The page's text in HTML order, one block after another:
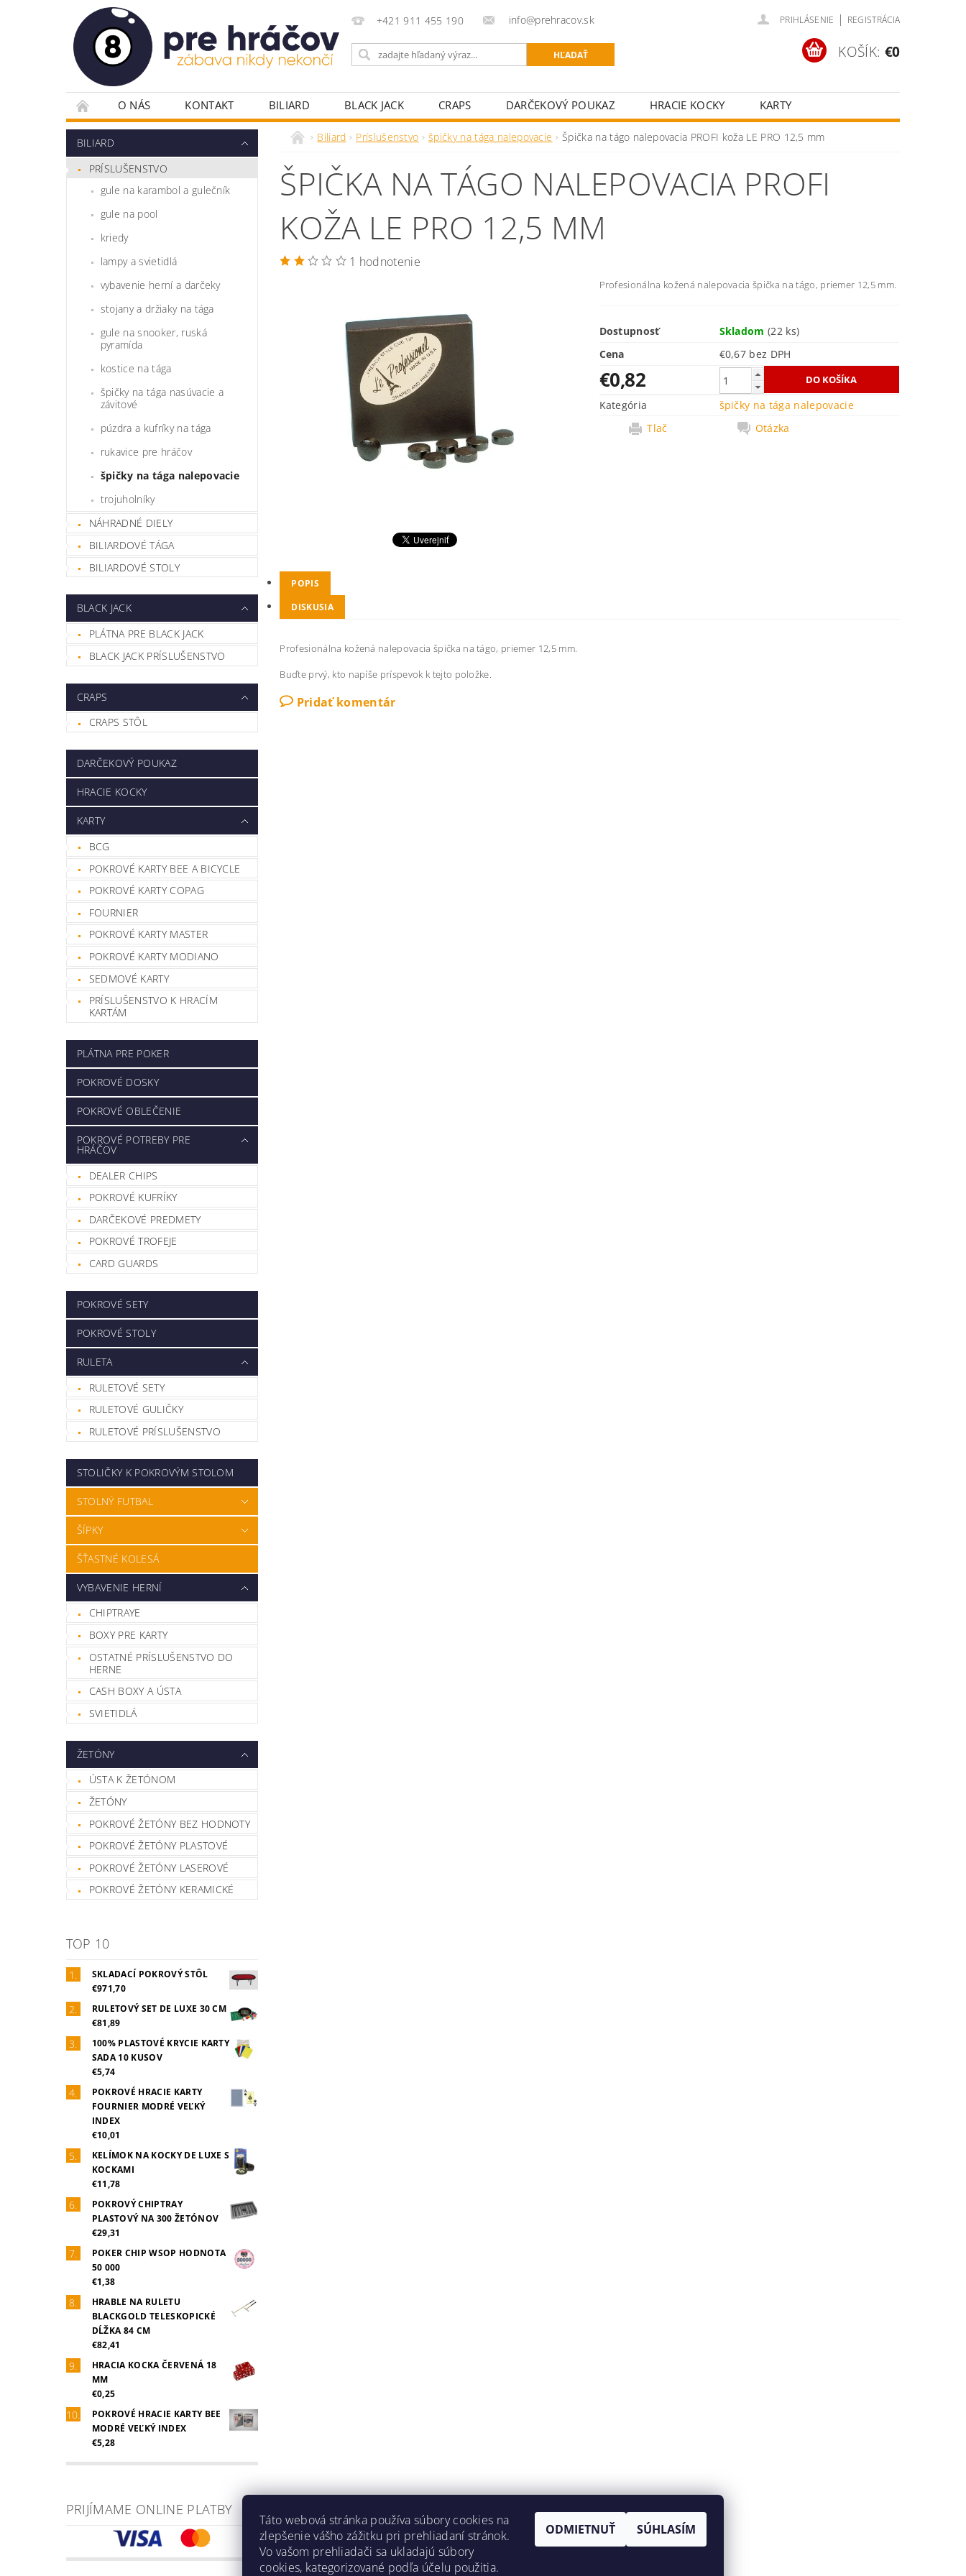
+421 911 455 190 info@prehracov.sk PRIHLÁSENIE | REGISTRÁCIA
KOŠÍK: €0
O NÁS KONTAKT BILIARD BLACK JACK CRAPS DARČEKOVÝ POUKAZ HRACIE KOCKY
KARTY
PLÁTNA PRE POKER
POKROVÉ DOSKY POKROVÉ OBLEČENIE POKROVÉ POTREBY PRE HRÁČOV
POKROVÉ SETY
POKROVÉ STOLY
RULETA
VYBAVENIE HERNÍ
ŽETÓNY
BILIARD
PRÍSLUŠENSTVO
gule na karambol a gulečník
gule na pool
kriedy
lampy a svietidlá
vybavenie herní a darčeky
stojany a držiaky na tága
gule na snooker, ruská
pyramída
kostice na tága
špičky na tága nasúvacie a
závitové
púzdra a kufríky na tága
rukavice pre hráčov
špičky na tága nalepovacie
trojuholníky
NÁHRADNÉ DIELY
BILIARDOVÉ TÁGA
BILIARDOVÉ STOLY
BLACK JACK
PLÁTNA PRE BLACK JACK
BLACK JACK PRÍSLUŠENSTVO
CRAPS
CRAPS STÔL
DARČEKOVÝ POUKAZ
HRACIE KOCKY
KARTY
BCG
POKROVÉ KARTY BEE A BICYCLE
POKROVÉ KARTY COPAG
FOURNIER
POKROVÉ KARTY MASTER
POKROVÉ KARTY MODIANO
SEDMOVÉ KARTY
PRÍSLUŠENSTVO K HRACÍM
KARTÁM
PLÁTNA PRE POKER
POKROVÉ DOSKY
POKROVÉ OBLEČENIE
POKROVÉ POTREBY PRE
HRÁČOV
DEALER CHIPS
POKROVÉ KUFRÍKY
DARČEKOVÉ PREDMETY
POKROVÉ TROFEJE
CARD GUARDS
POKROVÉ SETY
POKROVÉ STOLY
RULETA
RULETOVÉ SETY
RULETOVÉ GULIČKY
RULETOVÉ PRÍSLUŠENSTVO
STOLIČKY K POKROVÝM STOLOM
STOLNÝ FUTBAL
ŠÍPKY
ŠŤASTNÉ KOLESÁ
VYBAVENIE HERNÍ
CHIPTRAYE
BOXY PRE KARTY
OSTATNÉ PRÍSLUŠENSTVO DO
HERNE
CASH BOXY A ÚSTA
SVIETIDLÁ
ŽETÓNY
ÚSTA K ŽETÓNOM
ŽETÓNY
POKROVÉ ŽETÓNY BEZ HODNOTY
POKROVÉ ŽETÓNY PLASTOVÉ
POKROVÉ ŽETÓNY LASEROVÉ
POKROVÉ ŽETÓNY KERAMICKÉ
TOP 10
SKLADACÍ POKROVÝ STÔL
€971,70
RULETOVÝ SET DE LUXE 30 CM
€81,89
100% PLASTOVÉ KRYCIE KARTY
SADA 10 KUSOV
€5,74
POKROVÉ HRACIE KARTY
FOURNIER MODRÉ VEĽKÝ
INDEX
€10,01
KELÍMOK NA KOCKY DE LUXE S
KOCKAMI
€11,78
POKROVÝ CHIPTRAY
PLASTOVÝ NA 300 ŽETÓNOV
€29,31
POKER CHIP WSOP HODNOTA
50 000
€1,38
HRABLE NA RULETU
BLACKGOLD TELESKOPICKÉ
DĹŽKA 84 CM
€82,41
HRACIA KOCKA ČERVENÁ 18
MM
€0,25
POKROVÉ HRACIE KARTY BEE
MODRÉ VEĽKÝ INDEX
€5,28
PRIJÍMAME ONLINE PLATBY
Biliard Príslušenstvo špičky na tága nalepovacie Špička na tágo nalepovacia PROFI koža LE PRO 12,5 mm
ŠPIČKA NA TÁGO NALEPOVACIA PROFI
KOŽA LE PRO 12,5 MM
1 hodnotenie
Profesionálna kožená nalepovacia špička na tágo, priemer 12,5 mm.
Dostupnosť Skladom(22 ks)
Cena
€0,67 bez DPH
€0,82
Kategória
špičky na tága nalepovacie
Tlač
Otázka
POPIS
DISKUSIA
Profesionálna kožená nalepovacia špička na tágo, priemer 12,5 mm.
Buďte prvý, kto napíše príspevok k tejto položke.
Pridať komentár
Táto webová stránka používa súbory cookies na
zlepšenie vášho zážitku pri prehliadaní stránok.
Vo vašom prehliadači sa ukladajú súbory
cookies, kategorizované podľa účelu použitia.
ODMIETNUŤ SÚHLASÍM